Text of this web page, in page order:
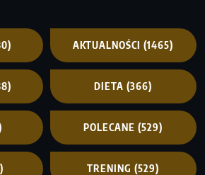
AKTUALNOŚCI (1465)
DIETA (366)
POLECANE (529)
TRENING (529)